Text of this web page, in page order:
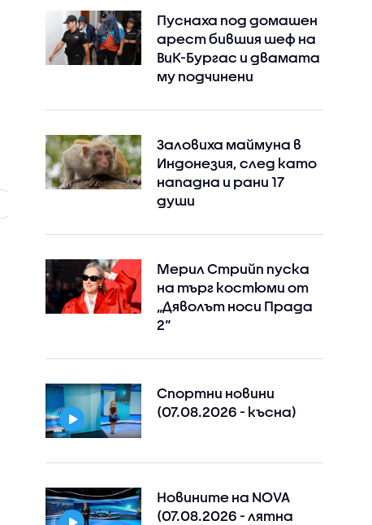
Facebook
Пуснаха под домашен
арест бившия шеф на
ВиК-Бургас и двамата
му подчинени
Заловиха маймуна в
Индонезия, след като
нападна и рани 17
души
Мерил Стрийп пуска
на търг костюми от
„Дяволът носи Прада
2“
Спортни новини
(07.08.2026 - късна)
Новините на NOVA
(07.08.2026 - лятна